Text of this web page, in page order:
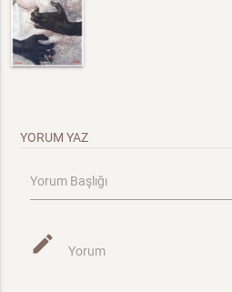
YORUM YAZ
Yorum Başlığı
mode_edit Yorum